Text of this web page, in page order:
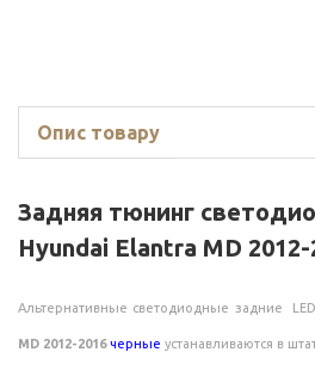
Опис товару
Задняя тюнинг
Hyundai Elantra MD 2012-
Альтернативные светодиодные задние
MD 2012-2016 черные устанавливаются в